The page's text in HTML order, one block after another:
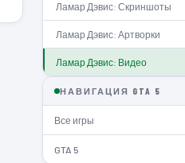
Ламар Дэвис: Скриншоты
Ламар Дэвис: Артворки
Ламар Дэвис: Видео
НАВИГАЦИЯ GTA 5
Все игры
GTA 5